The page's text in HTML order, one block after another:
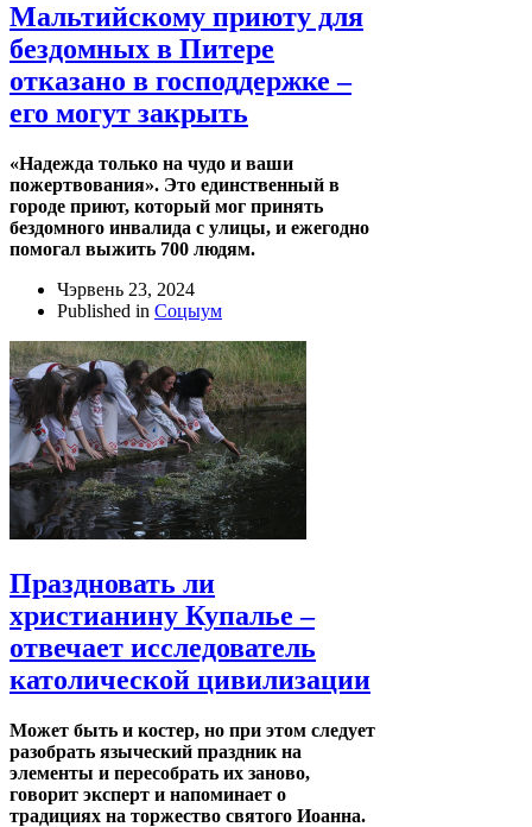
Мальтийскому приюту для
бездомных в Питере
отказано в господдержке –
его могут закрыть
«Надежда только на чудо и ваши
пожертвования». Это единственный в
городе приют, который мог принять
бездомного инвалида с улицы, и ежегодно
помогал выжить 700 людям.
Чэрвень 23, 2024
Published in Соцыум
Праздновать ли
христианину Купалье –
отвечает исследователь
католической цивилизации
Может быть и костер, но при этом следует
разобрать языческий праздник на
элементы и пересобрать их заново,
говорит эксперт и напоминает о
традициях на торжество святого Иоанна.